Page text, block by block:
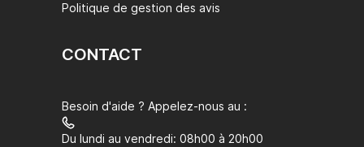
Politique de gestion des avis
CONTACT
Besoin d'aide ? Appelez-nous au :
Du lundi au vendredi: 08h00 à 20h00